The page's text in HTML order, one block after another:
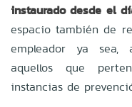
instaurado desde el
espacio también de
empleador ya sea,
aquellos que
instancias de